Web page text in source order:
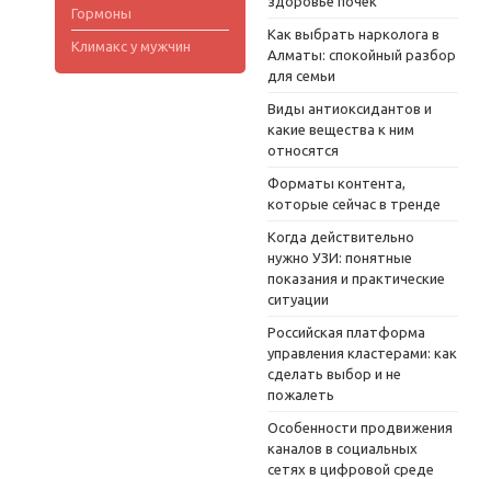
Гормоны
Климакс у мужчин
Как выбрать нарколога в
Алматы: спокойный разбор
для семьи
Виды антиоксидантов и
какие вещества к ним
относятся
Форматы контента,
которые сейчас в тренде
Когда действительно
нужно УЗИ: понятные
показания и практические
ситуации
Российская платформа
управления кластерами: как
сделать выбор и не
пожалеть
Особенности продвижения
каналов в социальных
сетях в цифровой среде